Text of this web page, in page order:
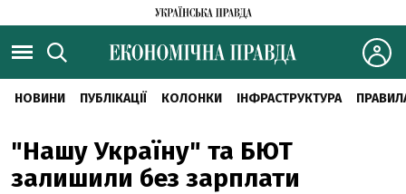
НОВИНИ ПУБЛІКАЦІЇ КОЛОНКИ ІНФРАСТРУКТУРА
"Нашу Україну" та БЮТ
залишили без зарплати